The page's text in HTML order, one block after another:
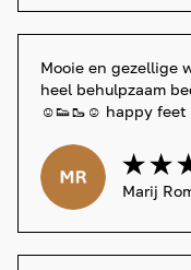
Mooie en gezellige
heel behulpzaam
☺️👟🥾☺️ happy feet
Marij